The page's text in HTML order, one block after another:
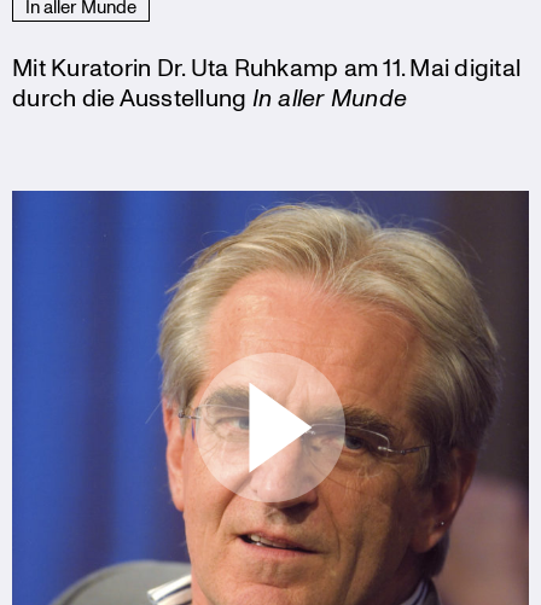
In aller Munde
Mit Kuratorin Dr. Uta Ruhkamp am 11. Mai digital
durch die Ausstellung In aller Munde